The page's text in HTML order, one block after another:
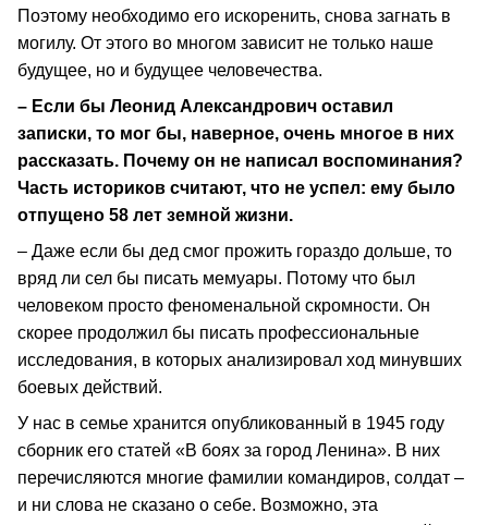
Поэтому необходимо его искоренить, снова загнать в
могилу. От этого во многом зависит не только наше
будущее, но и будущее человечества.
– Если бы Леонид Александрович оставил
записки, то мог бы, наверное, очень многое в них
рассказать. Почему он не написал воспоминания?
Часть историков считают, что не успел: ему было
отпущено 58 лет земной жизни.
– Даже если бы дед смог прожить гораздо дольше, то
вряд ли сел бы писать мемуары. Потому что был
человеком просто феноменальной скромности. Он
скорее продолжил бы писать профессиональные
исследования, в которых анализировал ход минувших
боевых действий.
У нас в семье хранится опубликованный в 1945 году
сборник его статей «В боях за город Ленина». В них
перечисляются многие фамилии командиров, солдат –
и ни слова не сказано о себе. Возможно, эта